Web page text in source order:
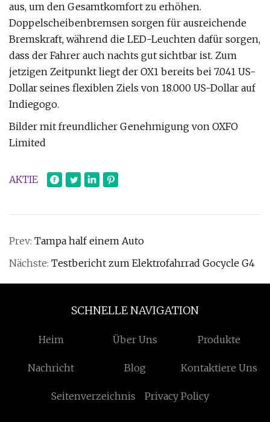
aus, um den Gesamtkomfort zu erhöhen.
Doppelscheibenbremsen sorgen für ausreichende
Bremskraft, während die LED-Leuchten dafür sorgen,
dass der Fahrer auch nachts gut sichtbar ist. Zum
jetzigen Zeitpunkt liegt der OX1 bereits bei 7.041 US-
Dollar seines flexiblen Ziels von 18.000 US-Dollar auf
Indiegogo.
Bilder mit freundlicher Genehmigung von OXFO ​​
Limited
AKTIE
Prev: Tampa half einem Auto
Nächste: Testbericht zum Elektrofahrrad Gocycle G4
SCHNELLE NAVIGATION
Heim Über Uns Produkte
Nachricht Blog Kontaktiere Uns
Seitenverzeichnis Privacy Policy